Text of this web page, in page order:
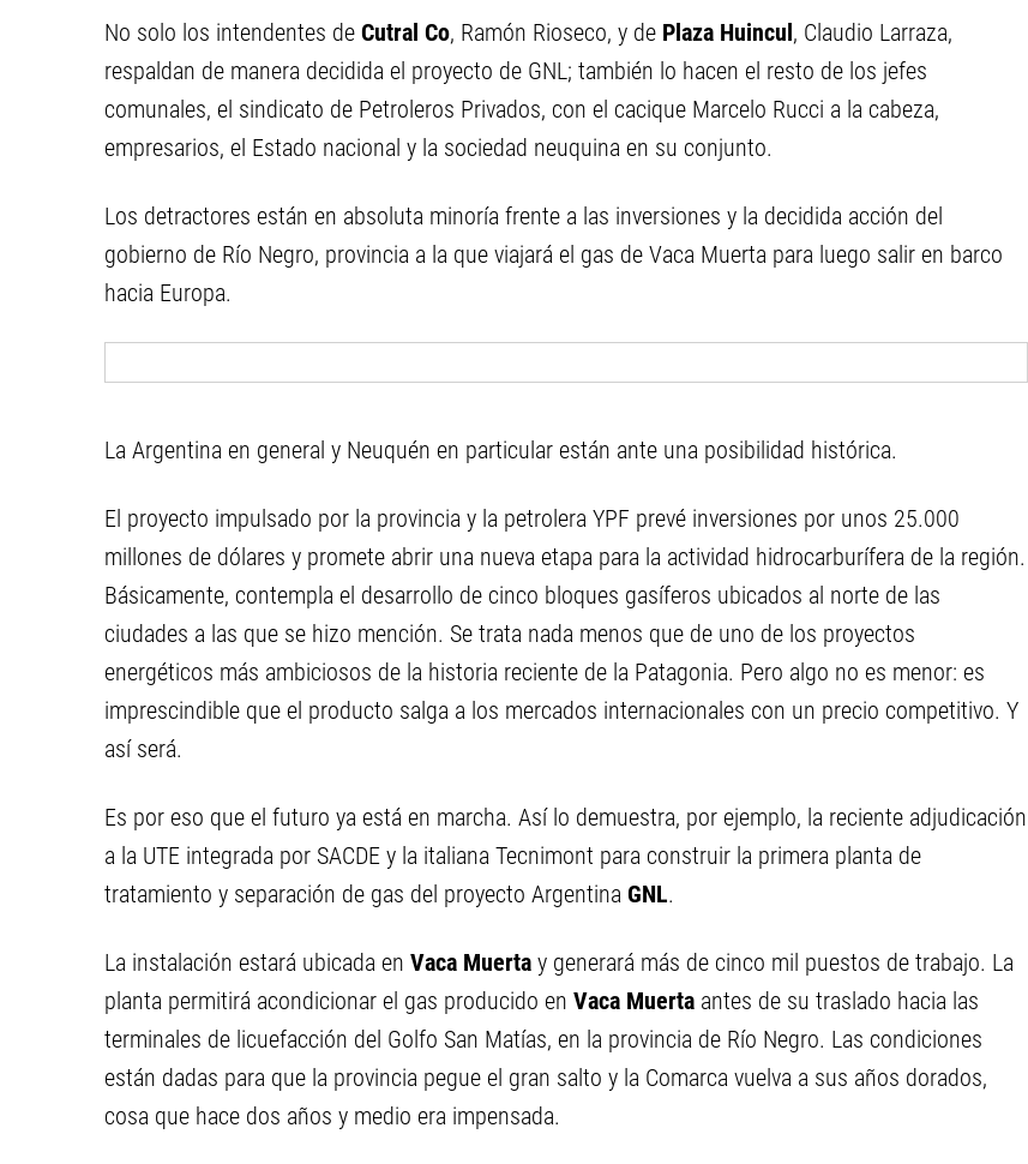
No solo los intendentes de Cutral Co, Ramón Rioseco, y de Plaza Huincul, Claudio Larraza,
respaldan de manera decidida el proyecto de GNL; también lo hacen el resto de los jefes
comunales, el sindicato de Petroleros Privados, con el cacique Marcelo Rucci a la cabeza,
empresarios, el Estado nacional y la sociedad neuquina en su conjunto.
Los detractores están en absoluta minoría frente a las inversiones y la decidida acción del
gobierno de Río Negro, provincia a la que viajará el gas de Vaca Muerta para luego salir en barco
hacia Europa.
La Argentina en general y Neuquén en particular están ante una posibilidad histórica.
El proyecto impulsado por la provincia y la petrolera YPF prevé inversiones por unos 25.000
millones de dólares y promete abrir una nueva etapa para la actividad hidrocarburífera de la región.
Básicamente, contempla el desarrollo de cinco bloques gasíferos ubicados al norte de las
ciudades a las que se hizo mención. Se trata nada menos que de uno de los proyectos
energéticos más ambiciosos de la historia reciente de la Patagonia. Pero algo no es menor: es
imprescindible que el producto salga a los mercados internacionales con un precio competitivo. Y
así será.
Es por eso que el futuro ya está en marcha. Así lo demuestra, por ejemplo, la reciente adjudicación
a la UTE integrada por SACDE y la italiana Tecnimont para construir la primera planta de
tratamiento y separación de gas del proyecto Argentina GNL.
La instalación estará ubicada en Vaca Muerta y generará más de cinco mil puestos de trabajo. La
planta permitirá acondicionar el gas producido en Vaca Muerta antes de su traslado hacia las
terminales de licuefacción del Golfo San Matías, en la provincia de Río Negro. Las condiciones
están dadas para que la provincia pegue el gran salto y la Comarca vuelva a sus años dorados,
cosa que hace dos años y medio era impensada.